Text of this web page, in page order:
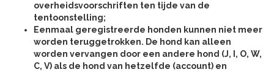
overheidsvoorschriften ten tijde van de
tentoonstelling;
Eenmaal geregistreerde honden kunnen niet meer
worden teruggetrokken. De hond kan alleen
worden vervangen door een andere hond (J, I, O, W,
C, V) als de hond van hetzelfde (account) en